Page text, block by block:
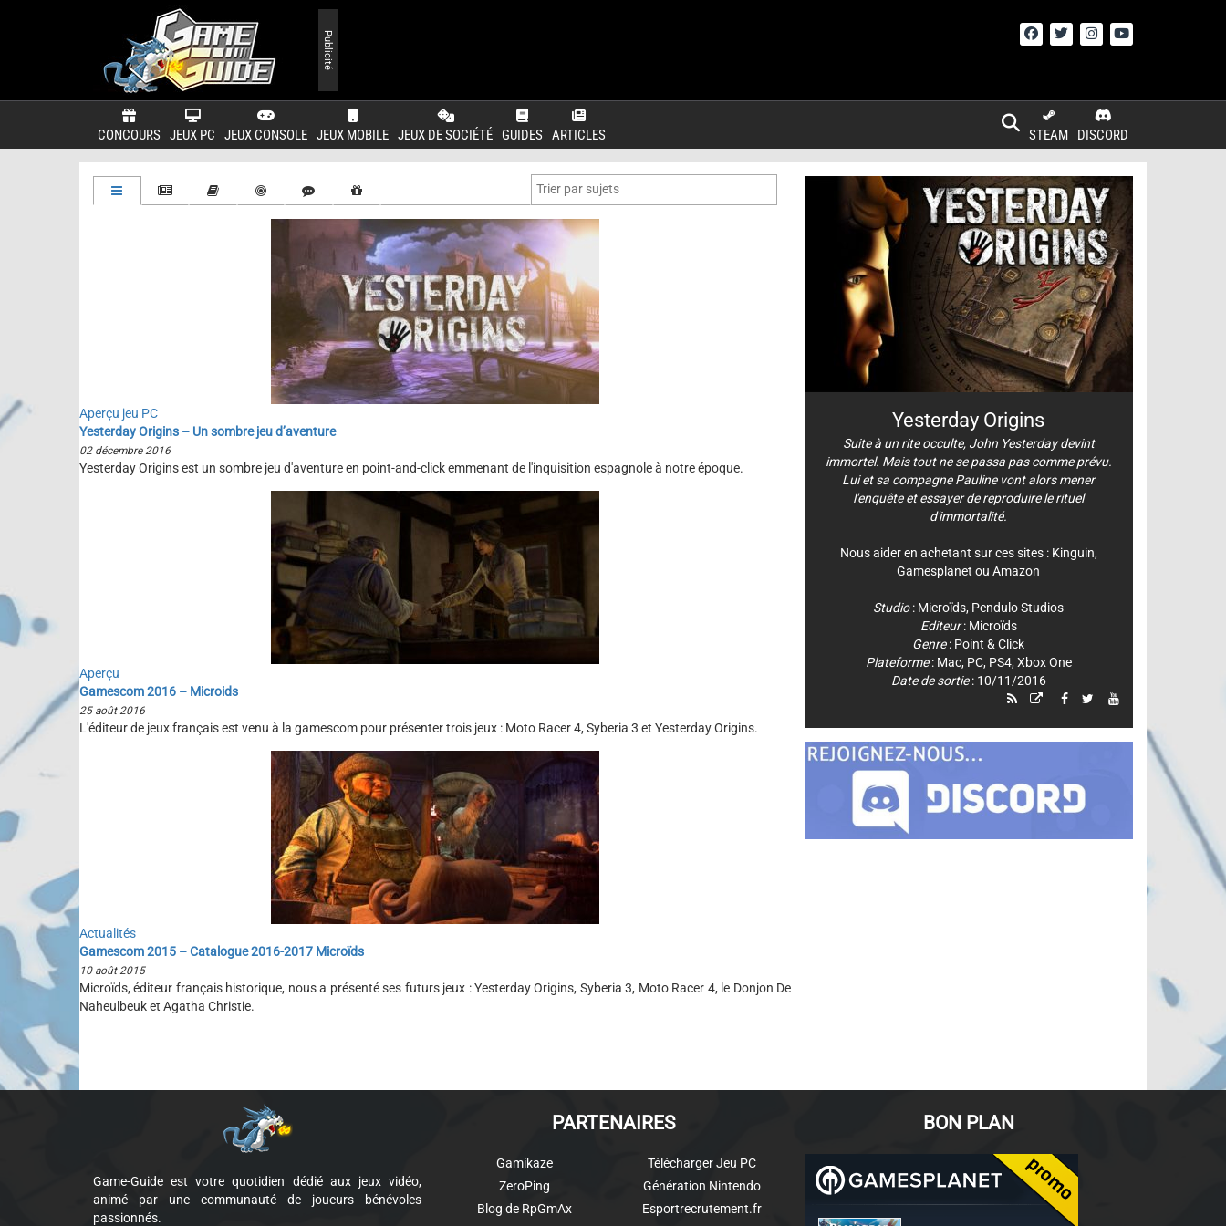
CONCOURS JEUX PC JEUX CONSOLE JEUX MOBILE JEUX DE SOCIÉTÉ GUIDES ARTICLES DISCORD
STEAM
Publicité
Aperçu jeu PC
Yesterday Origins – Un sombre jeu d’aventure
02 décembre 2016
Yesterday Origins est un sombre jeu d'aventure en point-and-click emmenant de l'inquisition espagnole à notre époque.
Aperçu
Gamescom 2016 – Microids
25 août 2016
L'éditeur de jeux français est venu à la gamescom pour présenter trois jeux : Moto Racer 4, Syberia 3 et Yesterday Origins.
Actualités
Gamescom 2015 – Catalogue 2016-2017 Microïds
10 août 2015
Microïds, éditeur français historique, nous a présenté ses futurs jeux : Yesterday Origins, Syberia 3, Moto Racer 4, le Donjon De
Naheulbeuk et Agatha Christie.
Yesterday Origins
Suite à un rite occulte, John Yesterday devint
immortel. Mais tout ne se passa pas comme prévu.
Lui et sa compagne Pauline vont alors mener
l'enquête et essayer de reproduire le rituel
d'immortalité.
Nous aider en achetant sur ces sites : Kinguin,
Gamesplanet ouAmazon
Studio: Microïds, Pendulo Studios
Editeur: Microïds
Genre: Point & Click
Plateforme: Mac, PC, PS4, Xbox One
Date de sortie: 10/11/2016
Game-Guide est votre quotidien dédié aux jeux vidéo,
animé par une communauté de joueurs bénévoles
passionnés.
PARTENAIRES
Gamikaze
ZeroPing
Blog de RpGmAx
Télécharger Jeu PC
Génération Nintendo
Esportrecrutement.fr
BON PLAN